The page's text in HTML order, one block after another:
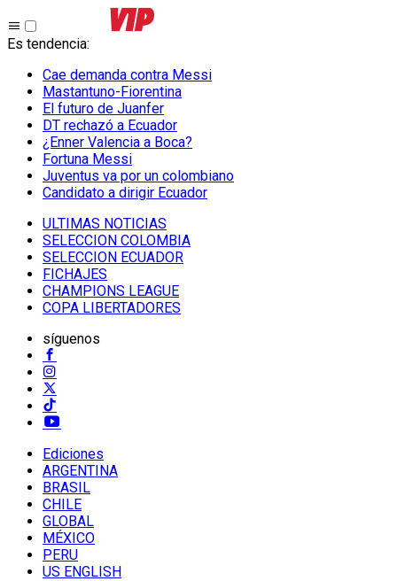
Es tendencia:
Cae demanda contra Messi
Mastantuno-Fiorentina
El futuro de Juanfer
DT rechazó a Ecuador
¿Enner Valencia a Boca?
Fortuna Messi
Juventus va por un colombiano
Candidato a dirigir Ecuador
ULTIMAS NOTICIAS
SELECCION COLOMBIA
SELECCION ECUADOR
FICHAJES
CHAMPIONS LEAGUE
COPA LIBERTADORES
síguenos
Ediciones
ARGENTINA
BRASIL
CHILE
GLOBAL
MÉXICO
PERU
US ENGLISH